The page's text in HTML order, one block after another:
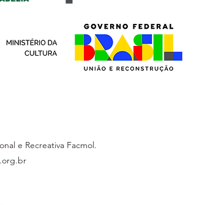
e Recreativa Facmol.